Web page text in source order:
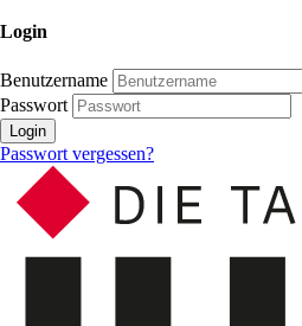
Login
Benutzername
Passwort
Login
Passwort vergessen?